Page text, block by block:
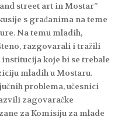
street art in Mostar”
s građanima na teme
Na temu mladih,
razgovarali i tražili
koje bi se trebale
mladih u Mostaru.
problema, učesnici
zagovaračke
za Komisiju za mlade